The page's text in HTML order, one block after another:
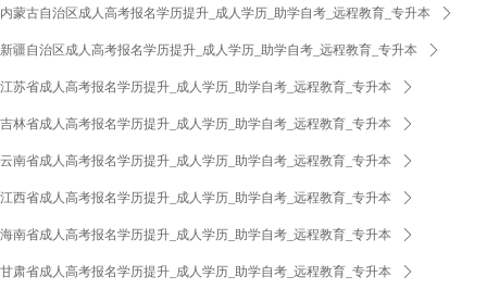
内蒙古自治区成人高考报名学历提升_成人学历_助学自考_远程教育_专升本 ꄲ
新疆自治区成人高考报名学历提升_成人学历_助学自考_远程教育_专升本 ꄲ
江苏省成人高考报名学历提升_成人学历_助学自考_远程教育_专升本 ꄲ
吉林省成人高考报名学历提升_成人学历_助学自考_远程教育_专升本 ꄲ
云南省成人高考报名学历提升_成人学历_助学自考_远程教育_专升本 ꄲ
江西省成人高考报名学历提升_成人学历_助学自考_远程教育_专升本 ꄲ
海南省成人高考报名学历提升_成人学历_助学自考_远程教育_专升本 ꄲ
甘肃省成人高考报名学历提升_成人学历_助学自考_远程教育_专升本 ꄲ